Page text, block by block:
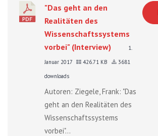
"Das geht an den
Realitäten des
Wissenschaftssystems
vorbei" (Interview)
1.
Januar 2017
426.71 KB
3681
downloads
Autoren: Ziegele, Frank: "Das
geht an den Realitäten des
Wissenschaftssystems
vorbei"...